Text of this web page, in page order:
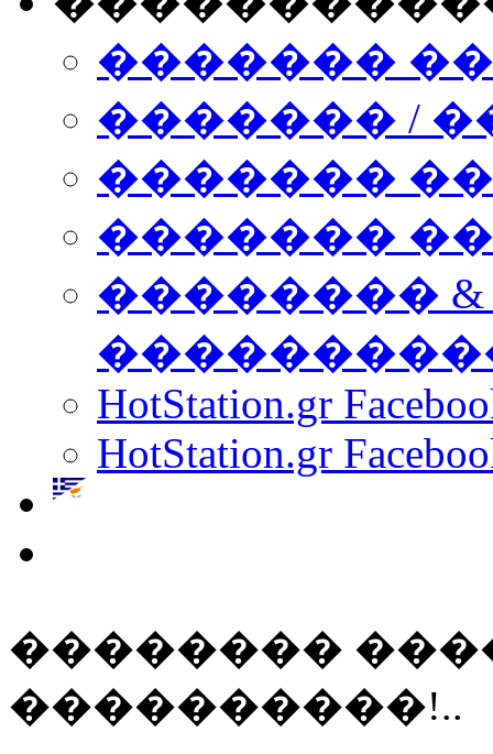
�������
������� /
�������
������� ���
��������
HotStation.gr
HotStation.gr
��������
����������!..